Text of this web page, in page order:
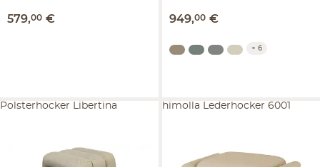
579,00 € 949,00 €
+ 6
Polsterhocker Libertina himolla Lederhocker 6001